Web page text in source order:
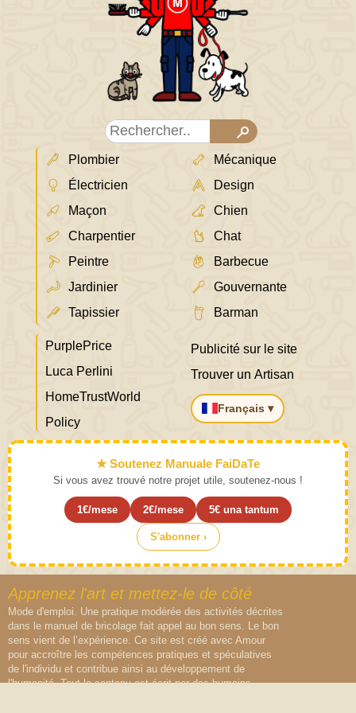
Plombier
Électricien
Maçon
Charpentier
Peintre
Jardinier
Tapissier
Mécanique
Design
Chien
Chat
Barbecue
Gouvernante
Barman
PurplePrice
Luca Perlini
HomeTrustWorld
Policy
Publicité sur le site
Trouver un Artisan
Français ▾
★ Soutenez Manuale FaiDaTe
Si vous avez trouvé notre projet utile, soutenez-nous !
1€/mese 2€/mese 5€ una tantum
S'abonner ›
Apprenez l'art et mettez-le de côté
Mode d'emploi. Une pratique modérée des activités décrites
dans le manuel de bricolage fait appel au bon sens. Le bon
sens vient de l’expérience. Ce site est créé avec Amour
pour accroître les compétences pratiques et spéculatives
de l'individu et contribue ainsi au développement de
l'humanité. Tout le contenu est écrit par des humains,